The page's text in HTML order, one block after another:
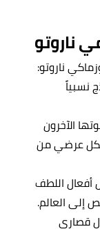
ناروتو
ناروتو:
نسبياً
الآخرون
عرضي من
أفعال اللطف
إلى العالم.
قصارى